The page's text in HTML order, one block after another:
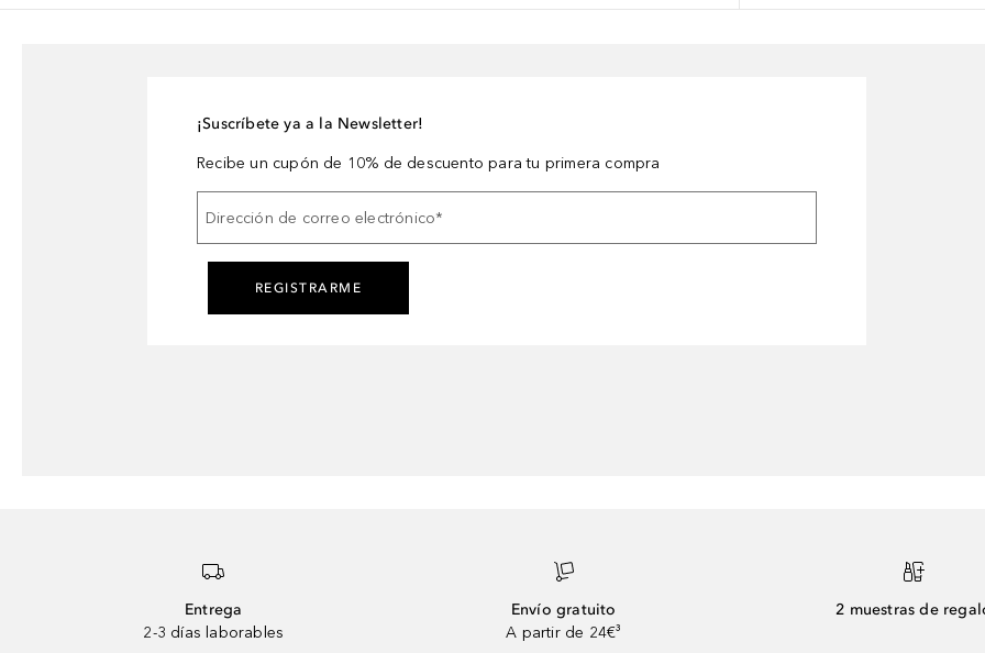
¡Suscríbete ya a la Newsletter!
Recibe un cupón de 10% de descuento para tu primera compra
Dirección de correo electrónico*
REGISTRARME
Entrega
2-3 días laborables
Envío gratuito
A partir de 24€³
2 muestras de